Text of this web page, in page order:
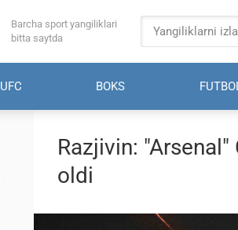
Barcha sport yangiliklari
bitta saytda
UFC BOKS
Razjivin:
oldi